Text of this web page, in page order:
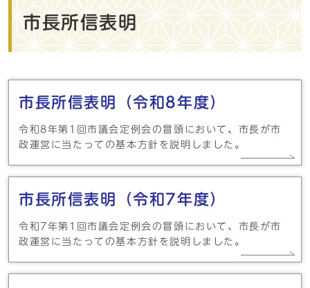
市長所信表明
メインメニュー
市長所信表明（令和8年度）
令和8年第1回市議会定例会の冒頭において、市長が市
政運営に当たっての基本方針を説明しました。
市長所信表明（令和7年度）
令和7年第1回市議会定例会の冒頭において、市長が市
政運営に当たっての基本方針を説明しました。